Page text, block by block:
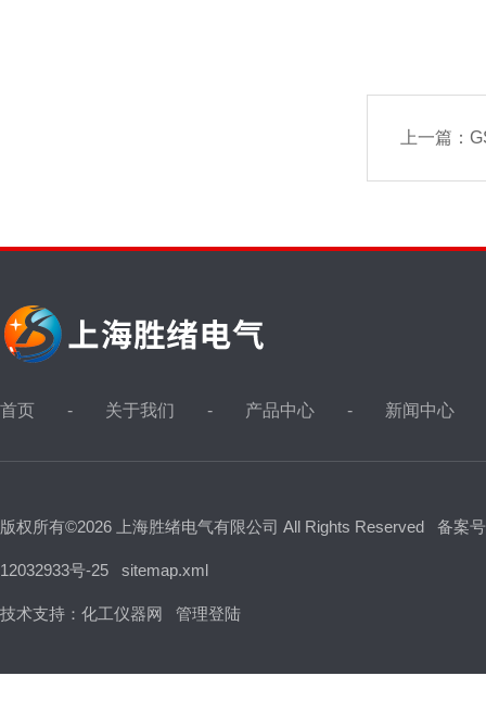
上一篇：
首页 关于我们 产品中心 新闻中心
版权所有©2026 上海胜绪电气有限公司 All Rights Reserved 备案
12032933号-25 sitemap.xml
技术支持： 化工仪器网 管理登陆